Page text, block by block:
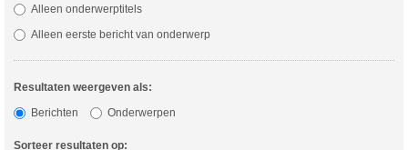
Alleen onderwerptitels
Alleen eerste bericht van onderwerp
Resultaten weergeven als:
Berichten
Onderwerpen
Sorteer resultaten op: